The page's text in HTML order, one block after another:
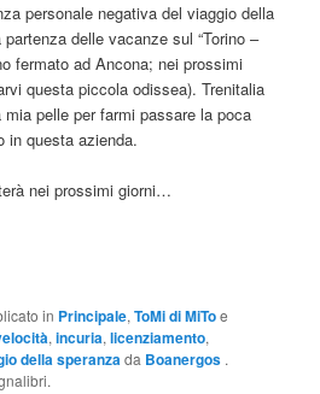
personale negativa del viaggio della
delle vacanze sul “Torino –
fermato ad Ancona; nei prossimi
questa piccola odissea). Trenitalia
pelle per farmi passare la poca
in questa azienda.
nei prossimi giorni…
in Principale,ToMi di MiToe
,incuria,licenziamento,
della speranza da Boanergos .